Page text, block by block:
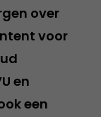
over
voor
en
een